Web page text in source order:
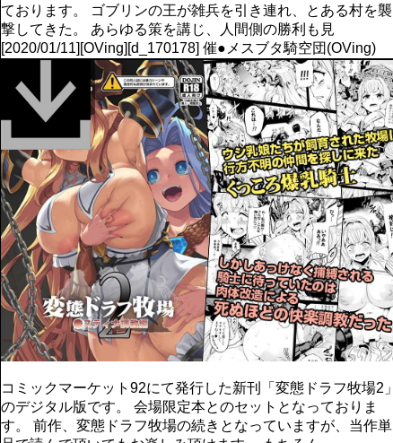
ております。 ゴブリンの王が雑兵を引き連れ、とある村を襲
撃してきた。 あらゆる策を講じ、人間側の勝利も見
[2020/01/11][OVing][d_170178] 催●メスブタ騎空団(OVing)
コミックマーケット92にて発行した新刊「変態ドラフ牧場2」
のデジタル版です。 会場限定本とのセットとなっておりま
す。 前作、変態ドラフ牧場の続きとなっていますが、当作単